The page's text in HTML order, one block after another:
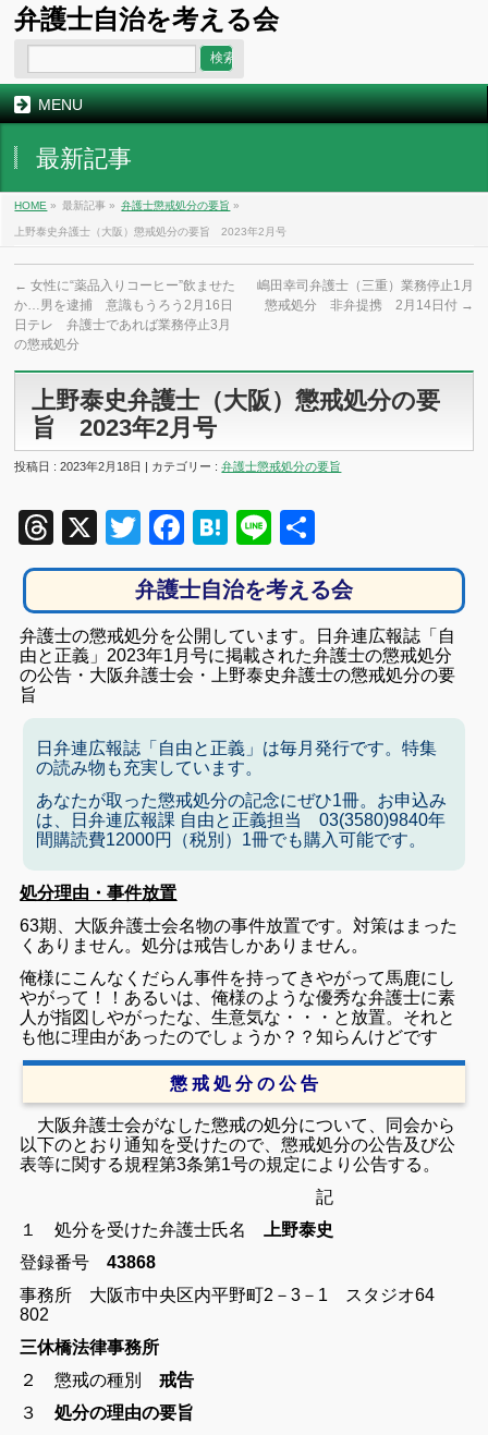
弁護士自治を考える会
MENU
最新記事
HOME » 最新記事 » 弁護士懲戒処分の要旨 »
上野泰史弁護士（大阪）懲戒処分の要旨 2023年2月号
← 女性に“薬品入りコーヒー”飲ませた
か…男を逮捕 意識もうろう2月16日
日テレ 弁護士であれば業務停止3月
の懲戒処分
嶋田幸司弁護士（三重）業務停止1月
懲戒処分 非弁提携 2月14日付 →
上野泰史弁護士（大阪）懲戒処分の要
旨 2023年2月号
投稿日 : 2023年2月18日 | カテゴリー :弁護士懲戒処分の要旨
Threads
X TwitterFacebook
Hatena
Line
有
弁護士自治を考える会
弁護士の懲戒処分を公開しています。日弁連広報誌「自
由と正義」2023年1月号に掲載された弁護士の懲戒処分
の公告・大阪弁護士会・上野泰史弁護士の懲戒処分の要
旨
日弁連広報誌「自由と正義」は毎月発行です。特集
の読み物も充実しています。
あなたが取った懲戒処分の記念にぜひ1冊。お申込み
は、日弁連広報課 自由と正義担当 03(3580)9840年
間購読費12000円（税別）1冊でも購入可能です。
処分理由・事件放置
63期、大阪弁護士会名物の事件放置です。対策はまった
くありません。処分は戒告しかありません。
俺様にこんなくだらん事件を持ってきやがって馬鹿にし
やがって！！あるいは、俺様のような優秀な弁護士に素
人が指図しやがったな、生意気な・・・と放置。それと
も他に理由があったのでしょうか？？知らんけどです
懲 戒 処 分 の 公 告
大阪弁護士会がなした懲戒の処分について、同会から
以下のとおり通知を受けたので、懲戒処分の公告及び公
表等に関する規程第3条第1号の規定により公告する。
記
１ 処分を受けた弁護士氏名
上野泰史
登録番号43868
事務所 大阪市中央区内平野町2－3－1 スタジオ64
802
三休橋法律事務所
２ 懲戒の種別戒告
３処分の理由の要旨